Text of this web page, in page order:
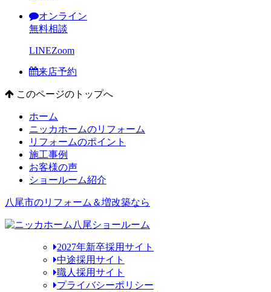
オンライン
無料相談
LINEZoom
来店予約
このページのトップへ
ホーム
ニッカホームのリフォーム
リフォームのポイント
施工事例
お客様の声
ショールーム紹介
八尾市のリフォーム＆増改築なら
2027年新卒採用サイト
中途採用サイト
職人採用サイト
プライバシーポリシー